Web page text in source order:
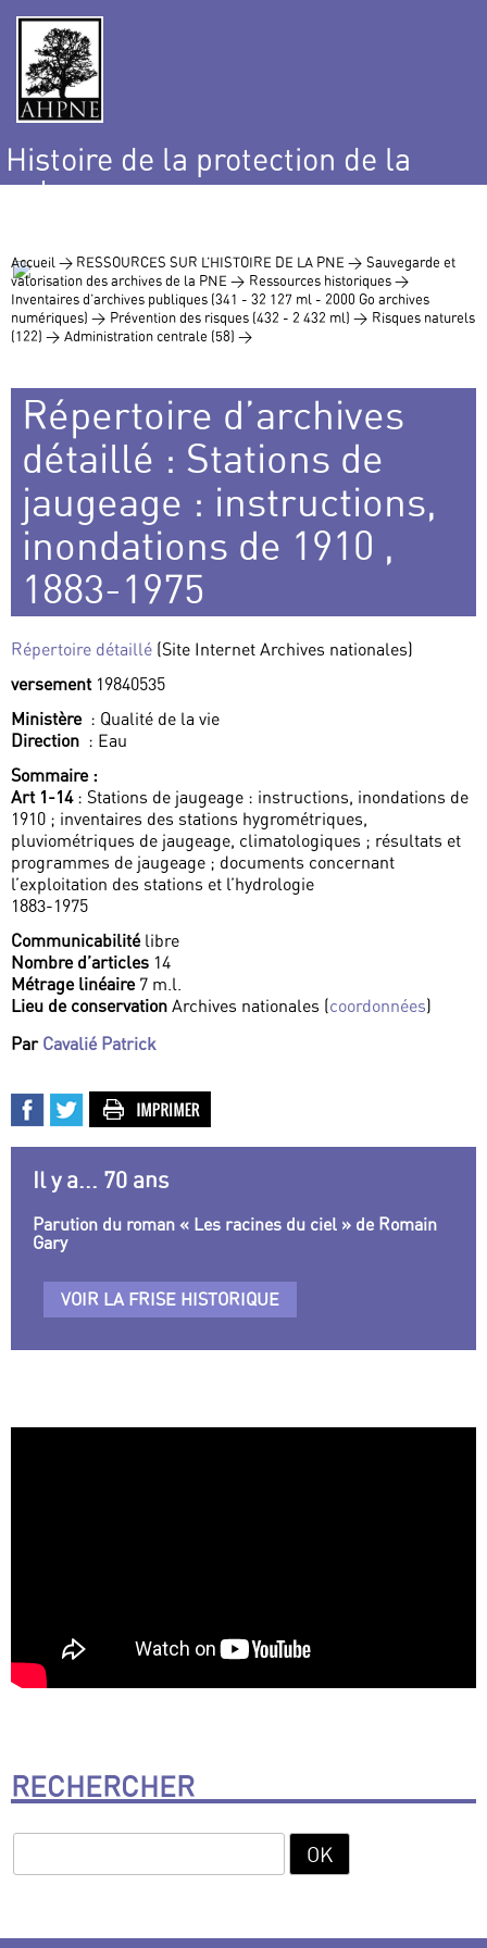
Histoire de la protection de la
nature
Accueil > RESSOURCES SUR L’HISTOIRE DE LA PNE > Sauvegarde et
valorisation des archives de la PNE > Ressources historiques >
Inventaires d’archives publiques (341 - 32 127 ml - 2000 Go archives
numériques) > Prévention des risques (432 - 2 432 ml) > Risques naturels
(122) > Administration centrale (58) >
Répertoire d’archives
détaillé : Stations de
jaugeage : instructions,
inondations de 1910 ,
1883-1975
Répertoire détaillé (Site Internet Archives nationales)
versement 19840535
Ministère : Qualité de la vie
Direction : Eau
Sommaire :
Art 1-14: Stations de jaugeage : instructions, inondations de
1910 ; inventaires des stations hygrométriques,
pluviométriques de jaugeage, climatologiques ; résultats et
programmes de jaugeage ; documents concernant
l’exploitation des stations et l’hydrologie
1883-1975
Communicabilité libre
Nombre d’articles 14
Métrage linéaire 7 m.l.
Lieu de conservation Archives nationales (coordonnées)
Par Cavalié Patrick
Il y a... 70 ans
Parution du roman « Les racines du ciel » de Romain
Gary
VOIR LA FRISE HISTORIQUE
RECHERCHER